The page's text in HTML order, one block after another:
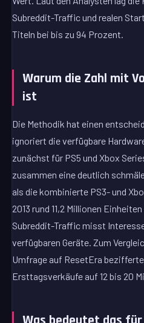
Subreddit-Traffic und realen
Titeln bei bis zu 94 Prozent.
Warum die Zahl mit
ist
Die Methodik hat einen
ignoriert die verfügbare
zunächst für PS5 und Xbox
zusammen eine deutlich
als die kombinierte PS3- und
2013 rund 11,2 Millionen
Subreddit-Traffic misst
verfügbaren Geräte. Zum
Umfrage auf ResetEra
Ersttagsverkäufe auf 12 bis 20